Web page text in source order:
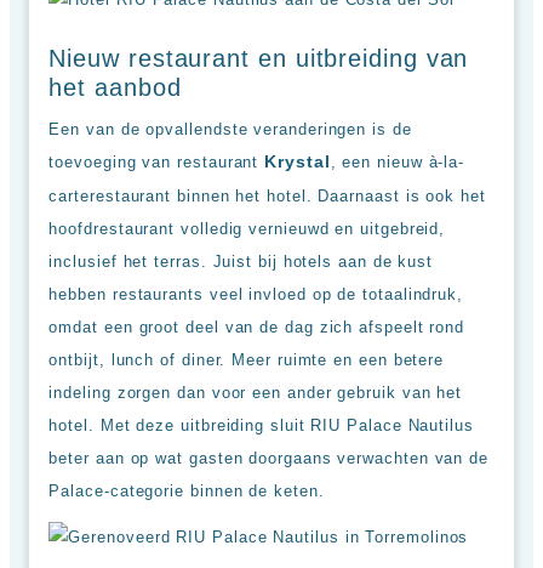
Nieuw restaurant en uitbreiding van
het aanbod
Een van de opvallendste veranderingen is de
toevoeging van restaurant Krystal , een nieuw à-la-
carterestaurant binnen het hotel. Daarnaast is ook het
hoofdrestaurant volledig vernieuwd en uitgebreid,
inclusief het terras. Juist bij hotels aan de kust
hebben restaurants veel invloed op de totaalindruk,
omdat een groot deel van de dag zich afspeelt rond
ontbijt, lunch of diner. Meer ruimte en een betere
indeling zorgen dan voor een ander gebruik van het
hotel. Met deze uitbreiding sluit RIU Palace Nautilus
beter aan op wat gasten doorgaans verwachten van de
Palace-categorie binnen de keten.